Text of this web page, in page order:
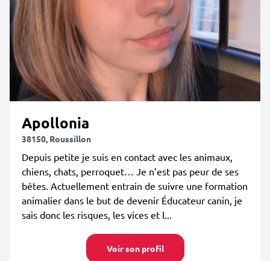
Apollonia
38150, Roussillon
Depuis petite je suis en contact avec les animaux,
chiens, chats, perroquet… Je n’est pas peur de ses
bêtes. Actuellement entrain de suivre une formation
animalier dans le but de devenir Éducateur canin, je
sais donc les risques, les vices et l...
Voir son profil